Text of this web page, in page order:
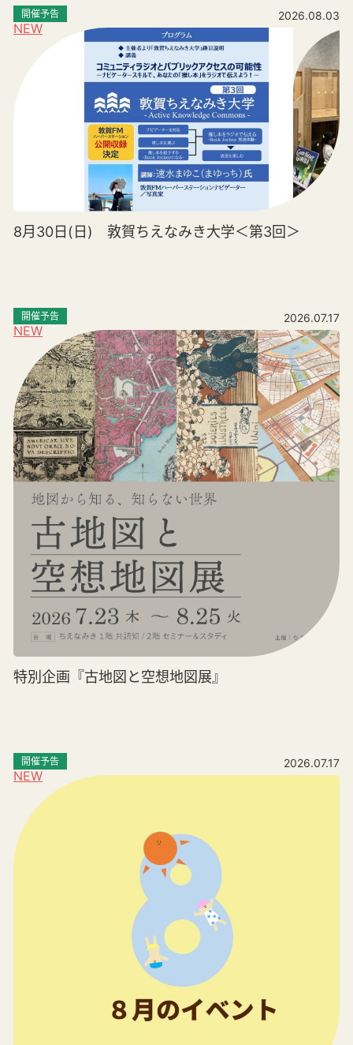
NEW
開催予告 2026.08.03
8月30日(日) 敦賀ちえなみき大学＜第3回＞
NEW
開催予告 2026.07.17
特別企画『古地図と空想地図展』
NEW
開催予告 2026.07.17